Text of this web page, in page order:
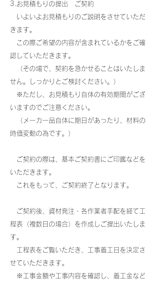
​3.お見積もりの提出 ご契約
いよいよお見積もりのご説明をさせていただ
きます。
この際ご希望の内容が含まれているかをご確
認していただきます。
（その場で、契約を急かせることはいたしま
せん。しっかりとご検討ください。）
※ただし、お見積もり自体の有効期間がござ
いますのでご注意ください。
（メーカー品自体に期日があったり、材料の
時価変動の為です。）
ご契約の際は、基本ご契約書にご印鑑などを
いただきます。
これをもって、ご契約終了となります。
ご契約後、資材発注・各作業者手配を経て工
程表（複数日の場合）を作成しご提出いたしま
す。
工程表をご覧いただき、工事着工日を決定さ
せていただきます。
※工事金額や工事内容を確認し、着工金など